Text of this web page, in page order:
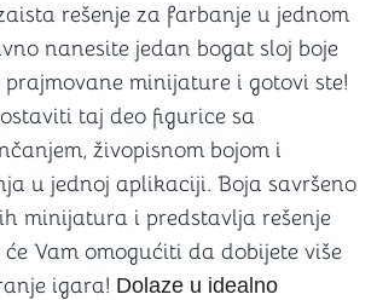
rešenje za farbanje u jednom
nanesite jedan bogat sloj boje
minijature i gotovi ste!
taj deo figurice sa
živopisnom bojom i
u jednoj aplikaciji. Boja savršeno
minijatura i predstavlja rešenje
će Vam omogućiti da dobijete više
igara! Dolaze u idealno